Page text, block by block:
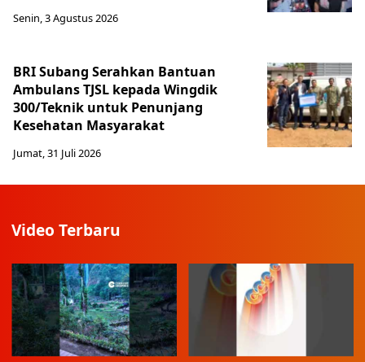
Senin, 3 Agustus 2026
BRI Subang Serahkan Bantuan
Ambulans TJSL kepada Wingdik
300/Teknik untuk Penunjang
Kesehatan Masyarakat ​
Jumat, 31 Juli 2026
Video Terbaru